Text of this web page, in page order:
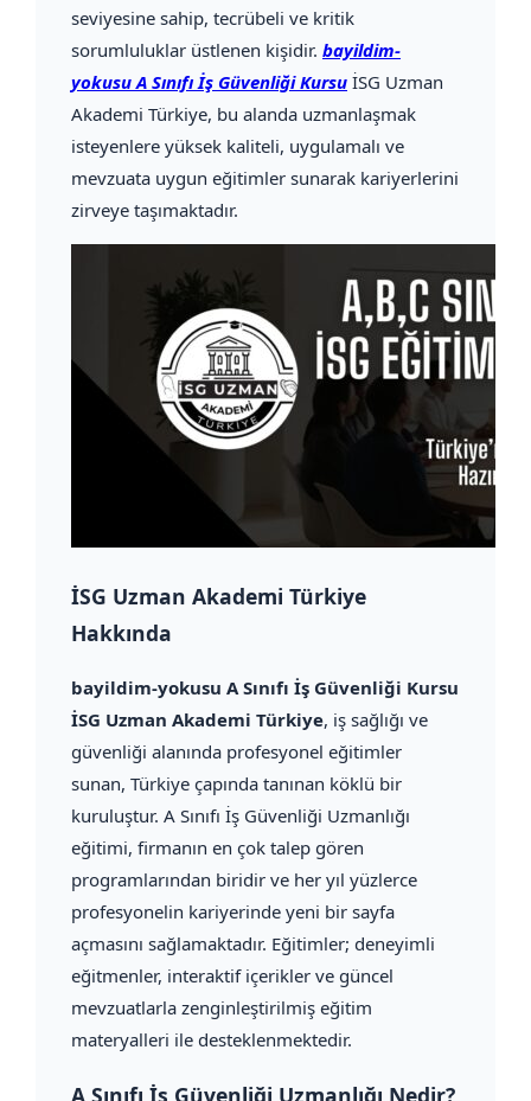
seviyesine sahip, tecrübeli ve kritik
sorumluluklar üstlenen kişidir. bayildim-
yokusu A Sınıfı İş Güvenliği Kursu İSG Uzman
Akademi Türkiye, bu alanda uzmanlaşmak
isteyenlere yüksek kaliteli, uygulamalı ve
mevzuata uygun eğitimler sunarak kariyerlerini
zirveye taşımaktadır.
İSG Uzman Akademi Türkiye
Hakkında
bayildim-yokusu A Sınıfı İş Güvenliği Kursu
İSG Uzman Akademi Türkiye, iş sağlığı ve
güvenliği alanında profesyonel eğitimler
sunan, Türkiye çapında tanınan köklü bir
kuruluştur. A Sınıfı İş Güvenliği Uzmanlığı
eğitimi, firmanın en çok talep gören
programlarından biridir ve her yıl yüzlerce
profesyonelin kariyerinde yeni bir sayfa
açmasını sağlamaktadır. Eğitimler; deneyimli
eğitmenler, interaktif içerikler ve güncel
mevzuatlarla zenginleştirilmiş eğitim
materyalleri ile desteklenmektedir.
A Sınıfı İş Güvenliği Uzmanlığı Nedir?